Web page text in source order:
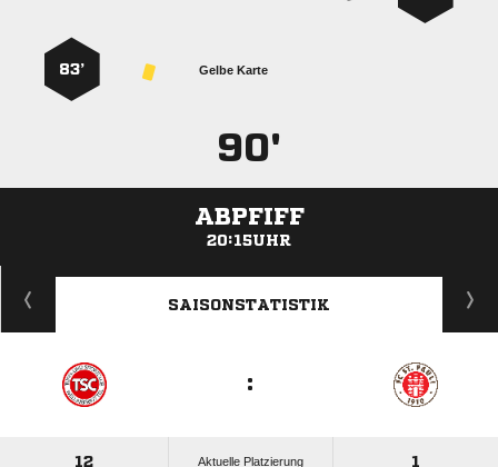
Gelbe Karte
83’
90'
ABPFIFF
20:15UHR
ANZEIGE
SAISONSTATISTIK
:
12 Aktuelle Platzierung 1